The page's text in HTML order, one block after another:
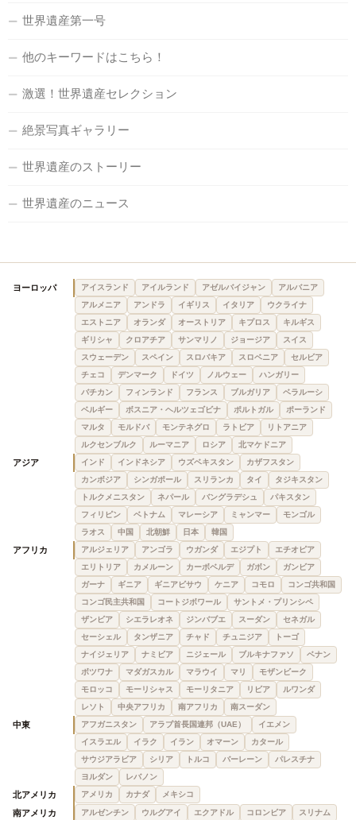
世界遺産第一号
他のキーワードはこちら！
激選！世界遺産セレクション
絶景写真ギャラリー
世界遺産のストーリー
世界遺産のニュース
ヨーロッパ アイスランド アイルランド アゼルバイジャン
アルバニア
アルメニア
アンドラ イギリス イタリア
ウクライナ
エストニア
オランダ オーストリア キプロス
キルギス
ギリシャ
クロアチア サンマリノ ジョージア
スイス
スウェーデン
スペイン スロバキア スロベニア
セルビア
チェコ
デンマーク ドイツ ノルウェー
ハンガリー
バチカン
フィンランド フランス ブルガリア
ベラルーシ
ベルギー
ボスニア・ヘルツェゴビナ ポルトガル
ポーランド
マルタ
モルドバ モンテネグロ ラトビア
リトアニア
ルクセンブルク
ルーマニア ロシア 北マケドニア
アジア インド インドネシア ウズベキスタン
カザフスタン
カンボジア
シンガポール スリランカ タイ
タジキスタン
トルクメニスタン
ネパール バングラデシュ
パキスタン
フィリピン
ベトナム マレーシア ミャンマー
モンゴル
ラオス
中国 北朝鮮 日本 韓国
アフリカ アルジェリア アンゴラ ウガンダ エジプト
エチオピア
エリトリア
カメルーン カーボベルデ ガボン
ガンビア
ガーナ
ギニア ギニアビサウ ケニア コモロ
コンゴ共和国
コンゴ民主共和国
コートジボワール
サントメ・プリンシペ
ザンビア
シエラレオネ ジンバブエ スーダン
セネガル
セーシェル
タンザニア チャド チュニジア
トーゴ
ナイジェリア
ナミビア ニジェール ブルキナファソ
ベナン
ボツワナ
マダガスカル マラウイ マリ
モザンビーク
モロッコ
モーリシャス モーリタニア リビア
ルワンダ
レソト
中央アフリカ 南アフリカ 南スーダン
中東 アフガニスタン アラブ首長国連邦（UAE）
イエメン
イスラエル
イラク イラン オマーン
カタール
サウジアラビア
シリア トルコ バーレーン
パレスチナ
ヨルダン
レバノン
北アメリカ アメリカ カナダ メキシコ
南アメリカ アルゼンチン ウルグアイ エクアドル コロンビア スリナム